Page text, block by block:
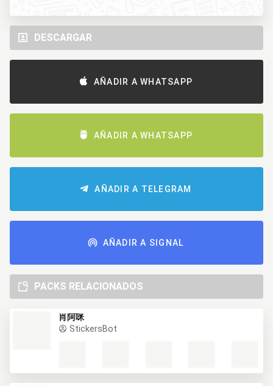
DESCARGAR
AÑADIR A WHATSAPP
AÑADIR A WHATSAPP
AÑADIR A TELEGRAM
AÑADIR A SIGNAL
PACKS RELACIONADOS
肖阿咪
StickersBot